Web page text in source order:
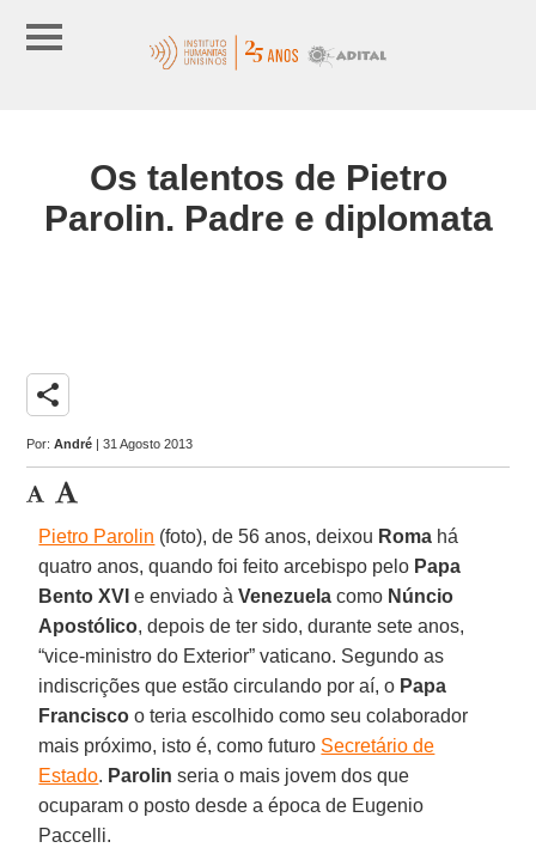
Os talentos de Pietro
Parolin. Padre e diplomata
share
Por:André | 31 Agosto 2013
Pietro Parolin (foto), de 56 anos, deixou Roma há
quatro anos, quando foi feito arcebispo pelo Papa
Bento XVI e enviado àVenezuela como Núncio
Apostólico, depois de ter sido, durante sete anos,
“vice-ministro do Exterior” vaticano. Segundo as
indiscrições que estão circulando por aí, o Papa
Francisco o teria escolhido como seu colaborador
mais próximo, isto é, como futuro Secretário de
Estado. Parolin seria o mais jovem dos que
ocuparam o posto desde a época de Eugenio
Paccelli.